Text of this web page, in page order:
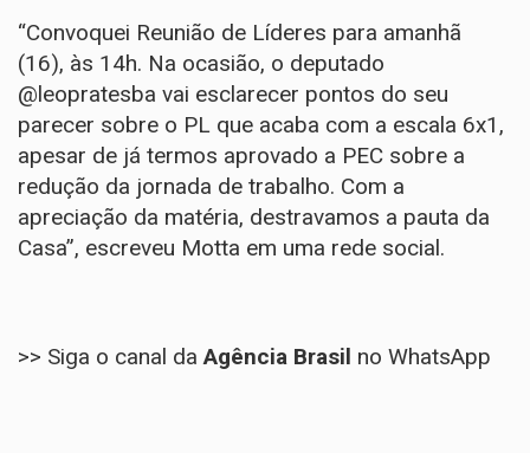
“Convoquei Reunião de Líderes para amanhã
(16), às 14h. Na ocasião, o deputado
@leopratesba vai esclarecer pontos do seu
parecer sobre o PL que acaba com a escala 6x1,
apesar de já termos aprovado a PEC sobre a
redução da jornada de trabalho. Com a
apreciação da matéria, destravamos a pauta da
Casa”, escreveu Motta em uma rede social.
>> Siga o canal daAgência Brasil no WhatsApp